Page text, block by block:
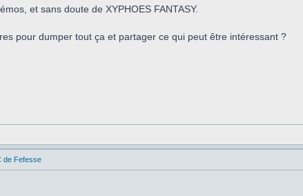
et sans doute de XYPHOES FANTASY.
pour dumper tout ça et partager ce qui peut être intéressant ?
de Fefesse